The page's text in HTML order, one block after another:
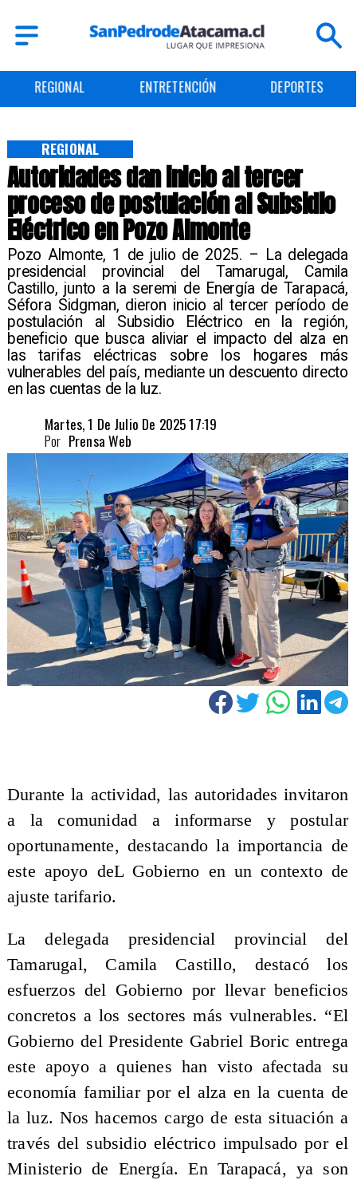
REGIONAL ENTRETENCIÓN DEPORTES
Autoridades dan inicio al tercer
proceso de postulación al Subsidio
Eléctrico en Pozo Almonte
​Pozo Almonte, 1 de julio de 2025. – La delegada
presidencial provincial del Tamarugal, Camila
Castillo, junto a la seremi de Energía de Tarapacá,
Séfora Sidgman, dieron inicio al tercer período de
postulación al Subsidio Eléctrico en la región,
beneficio que busca aliviar el impacto del alza en
las tarifas eléctricas sobre los hogares más
vulnerables del país, mediante un descuento directo
en las cuentas de la luz.
REGIONAL
Martes, 1 De Julio De 2025 17:19
Prensa Web
Por
​Durante la actividad, las autoridades invitaron
a la comunidad a informarse y postular
oportunamente, destacando la importancia de
este apoyo deL Gobierno en un contexto de
ajuste tarifario.
La delegada presidencial provincial del
Tamarugal, Camila Castillo, destacó los
esfuerzos del Gobierno por llevar beneficios
concretos a los sectores más vulnerables. “El
Gobierno del Presidente Gabriel Boric entrega
este apoyo a quienes han visto afectada su
economía familiar por el alza en la cuenta de
la luz. Nos hacemos cargo de esta situación a
través del subsidio eléctrico impulsado por el
Ministerio de Energía. En Tarapacá, ya son